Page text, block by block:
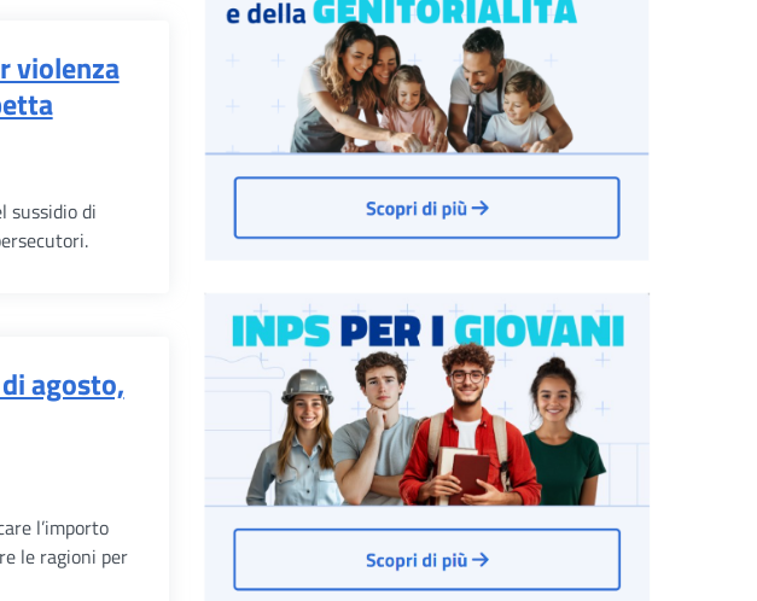
violenza
sussidio di
agosto,
l’importo
le ragioni per